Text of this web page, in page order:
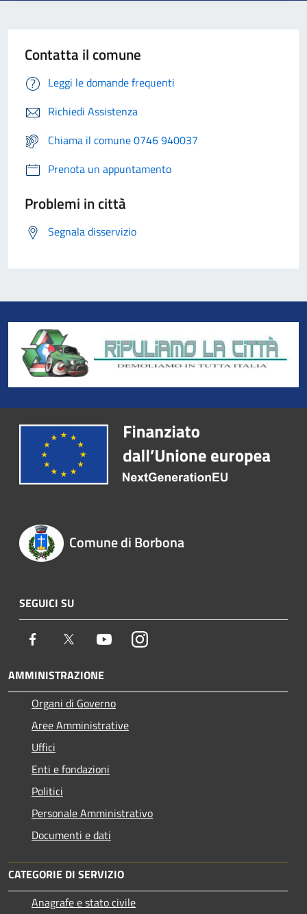
Contatta il comune
Leggi le domande frequenti
Richiedi Assistenza
Chiama il comune 0746 940037
Prenota un appuntamento
Problemi in città
Segnala disservizio
Comune di Borbona
SEGUICI SU
Facebook Twitter YoutubeInstagram
AMMINISTRAZIONE
Organi di Governo
Aree Amministrative
Uffici
Enti e fondazioni
Politici
Personale Amministrativo
Documenti e dati
CATEGORIE DI SERVIZIO
Anagrafe e stato civile